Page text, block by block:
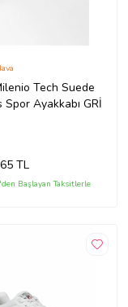
Tech Suede
Spor Ayakkabı GRİ
TL
Başlayan Taksitlerle